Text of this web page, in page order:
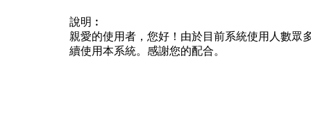
說明︰
親愛的使用者，您好！由於目前系統使用人數眾
續使用本系統。感謝您的配合。